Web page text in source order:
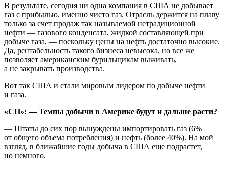
В результате, сегодня ни одна компания в США не добывает
газ с прибылью, именно чисто газ. Отрасль держится на плаву
только за счет продаж так называемой нетрадиционной
нефти — газового конденсата, жидкой составляющей при
добыче газа, — поскольку цены на нефть достаточно высокие.
Да, рентабельность такого бизнеса невысока, но все же
позволяет американским бурильщикам выживать,
а не закрывать производства.
Вот так США и стали мировым лидером по добыче нефти
и газа.
«СП»: — Темпы добычи в Америке будут и дальше расти?
— Штаты до сих пор вынуждены импортировать газ (6%
от общего объема потребления) и нефть (более 40%). На мой
взгляд, в ближайшие годы добыча в США еще подрастет,
но немного.